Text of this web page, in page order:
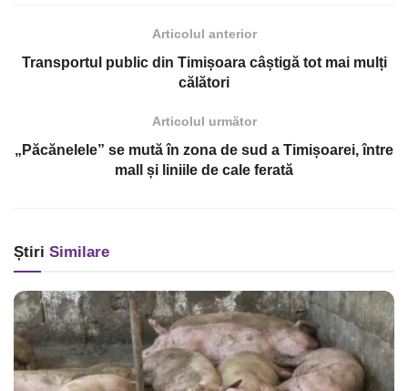
Articolul anterior
Transportul public din Timișoara câștigă tot mai mulți
călători
Articolul următor
„Păcănelele” se mută în zona de sud a Timișoarei, între
mall și liniile de cale ferată
Știri Similare